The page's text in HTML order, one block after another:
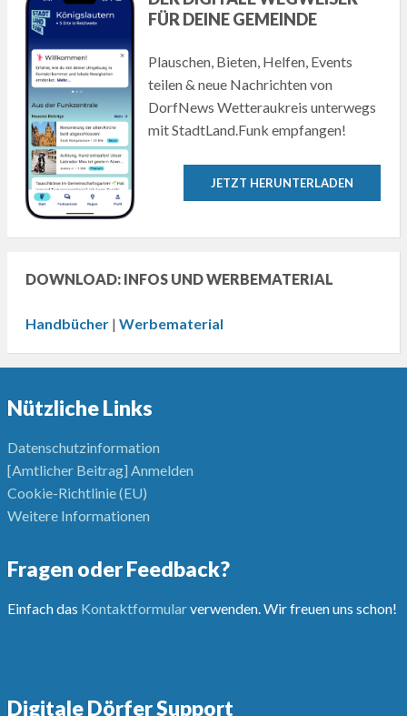
FÜR DEINE GEMEINDE
Plauschen, Bieten, Helfen, Events
teilen & neue Nachrichten von
DorfNews Wetteraukreis unterwegs
mit StadtLand.Funk empfangen!
JETZT HERUNTERLADEN
DOWNLOAD: INFOS UND WERBEMATERIAL
Handbücher| Werbematerial
Nützliche Links
Datenschutzinformation
[Amtlicher Beitrag] Anmelden
Cookie-Richtlinie (EU)
Weitere Informationen
Fragen oder Feedback?
Einfach das Kontaktformularverwenden. Wir freuen uns schon!
Digitale Dörfer Support